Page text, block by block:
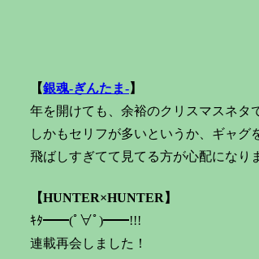
【銀魂-ぎんたま-】
年を開けても、余裕のクリスマスネタ
しかもセリフが多いというか、ギャグ
飛ばしすぎてて見てる方が心配になり
【HUNTER×HUNTER】
ｷﾀ━━(ﾟ∀ﾟ)━━!!!
連載再会しました！